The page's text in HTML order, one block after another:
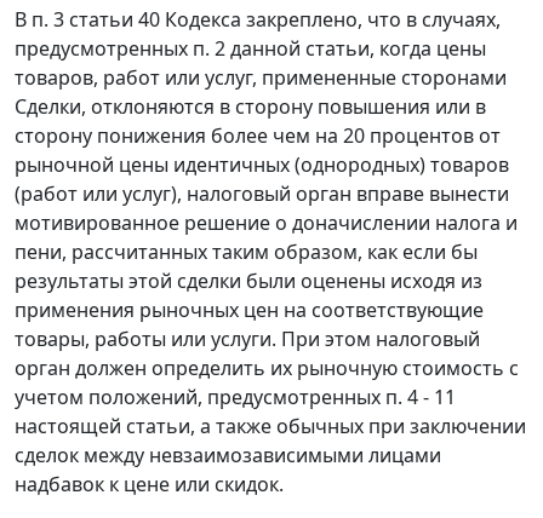
В п. 3 статьи 40 Кодекса закреплено, что в случаях,
предусмотренных п. 2данной статьи, когда цены
товаров, работ или услуг, примененные сторонами
Сделки, отклоняются в сторону повышения или в
сторону понижения более чем на 20 процентов от
рыночной цены идентичных (однородных) товаров
(работ или услуг), налоговый орган вправе вынести
мотивированное решение о доначислении налога и
пени, рассчитанных таким образом, как если бы
результаты этой сделки были оценены исходя из
применения рыночных цен на соответствующие
товары, работы или услуги. При этом налоговый
орган должен определить их рыночную стоимость с
учетом положений, предусмотренных п. 4 - 11
настоящей статьи, а также обычных при заключении
сделок между невзаимозависимыми лицами
надбавок к цене или скидок.